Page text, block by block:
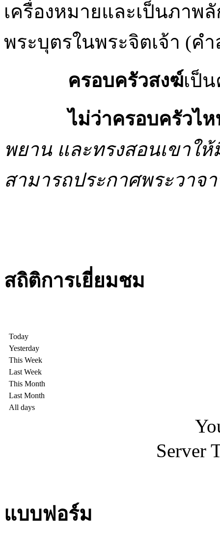
เครื่องหมายและเป็นภา
พระบุตรในพระจิตเจ้า (ค
ครอบครัวสงฆ์เป็
ไม่ว่าครอบครัวไ
พยาน และทรงสอนเขาให้
สามารถประกาศพระวาจ
สถิติการเยี่ยมชม
Today
Yesterday
This Week
Last Week
This Month
Last Month
All days
Server
แบบฟอร์ม